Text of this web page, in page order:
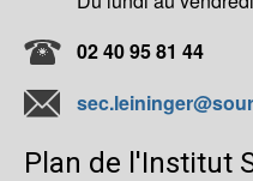
02 40 95 81 44
Plan de l'Institut